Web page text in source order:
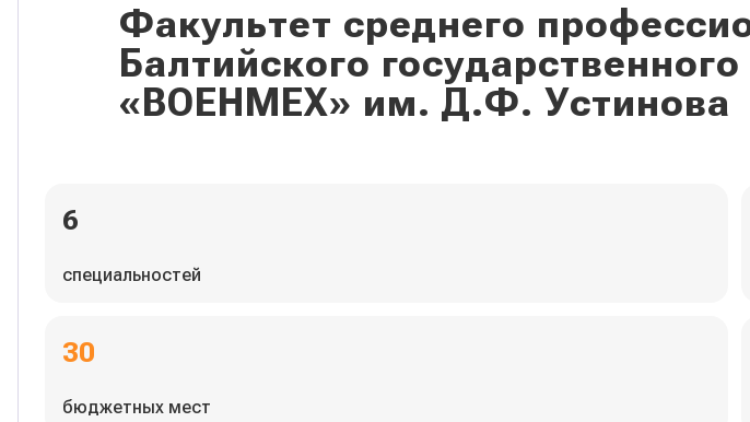
Факультет среднего
Балтийского
«ВОЕНМЕХ» им. Д.Ф. Устинова
6
специальностей
30
бюджетных мест